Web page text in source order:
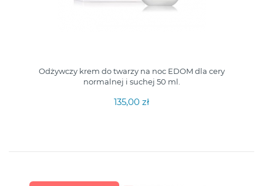
Odżywczy krem do twarzy na noc EDOM dla cery
normalnej i suchej 50 ml.
135,00 zł